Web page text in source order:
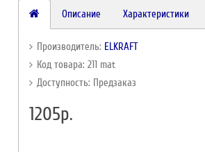
Описание Характеристики
Производитель: ELKRAFT
Код товара: 211 mat
Доступность: Предзаказ
1205р.